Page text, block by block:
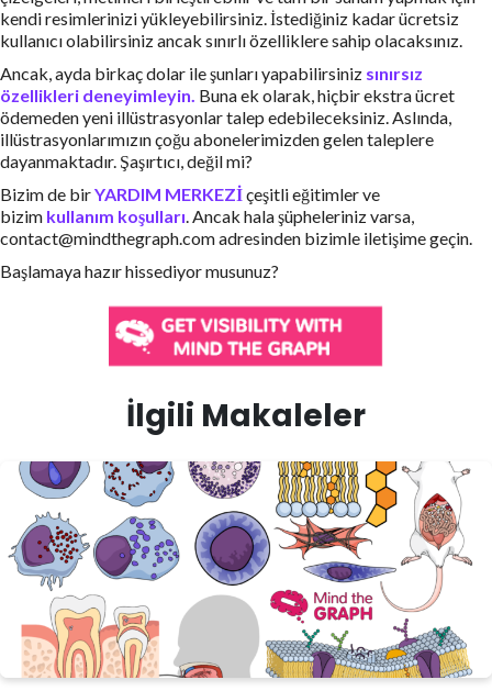
kendi resimlerinizi yükleyebilirsiniz. İstediğiniz kadar ücretsiz
kullanıcı olabilirsiniz ancak sınırlı özelliklere sahip olacaksınız.
Ancak, ayda birkaç dolar ile şunları yapabilirsiniz sınırsız
özellikleri deneyimleyin. Buna ek olarak, hiçbir ekstra ücret
ödemeden yeni illüstrasyonlar talep edebileceksiniz. Aslında,
illüstrasyonlarımızın çoğu abonelerimizden gelen taleplere
dayanmaktadır. Şaşırtıcı, değil mi?
Bizim de birYARDIM MERKEZİçeşitli eğitimler ve
bizim kullanım koşulları. Ancak hala şüpheleriniz varsa,
contact@mindthegraph.com adresinden bizimle iletişime geçin.
Başlamaya hazır hissediyor musunuz?
İlgili Makaleler